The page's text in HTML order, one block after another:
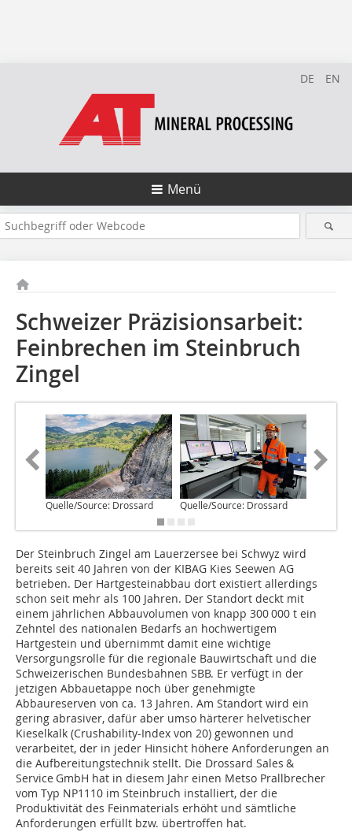
DE EN
Menü
Schweizer Präzisionsarbeit:
Feinbrechen im Steinbruch
Zingel
Quelle/Source: Drossard Quelle/Source: Drossard
Der Steinbruch Zingel am Lauerzersee bei Schwyz wird
bereits seit 40 Jahren von der KIBAG Kies Seewen AG
betrieben. Der Hartgesteinabbau dort existiert allerdings
schon seit mehr als 100 Jahren. Der Standort deckt mit
einem jährlichen Abbauvolumen von knapp 300 000 t ein
Zehntel des nationalen Bedarfs an hochwertigem
Hartgestein und übernimmt damit eine wichtige
Versorgungsrolle für die regionale Bauwirtschaft und die
Schweizerischen Bundesbahnen SBB. Er verfügt in der
jetzigen Abbauetappe noch über genehmigte
Abbaureserven von ca. 13 Jahren. Am Standort wird ein
gering abrasiver, dafür aber umso härterer helvetischer
Kieselkalk (Crushability-Index von 20) gewonnen und
verarbeitet, der in jeder Hinsicht höhere Anforderungen an
die Aufbereitungstechnik stellt. Die Drossard Sales &
Service GmbH hat in diesem Jahr einen Metso Prallbrecher
vom Typ NP1110 im Steinbruch installiert, der die
Produktivität des Feinmaterials erhöht und sämtliche
Anforderungen erfüllt bzw. übertroffen hat.